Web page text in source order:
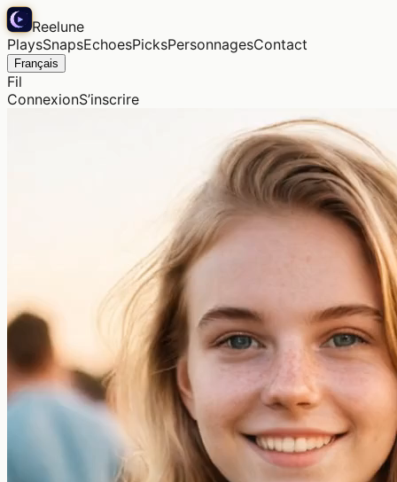
Reelune
PlaysSnapsEchoesPicksPersonnagesContact
Français
Fil
ConnexionS’inscrire